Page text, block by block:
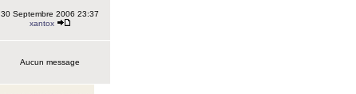
30 Septembre 2006 23:37
xantox
Aucun message